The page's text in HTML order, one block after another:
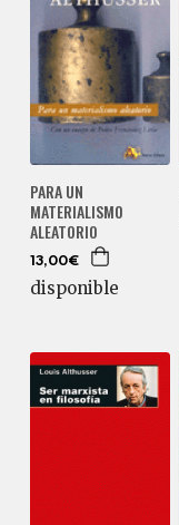
PARA UN
MATERIALISMO
ALEATORIO
13,00€
disponible